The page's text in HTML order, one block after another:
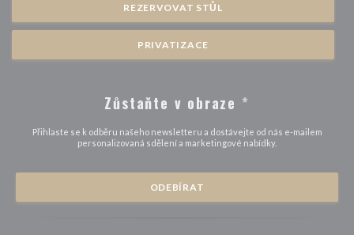
REZERVOVAT STŮL
PRIVATIZACE
Zůstaňte v obraze *
Přihlaste se k odběru našeho newsletteru a dostávejte od nás e-mailem
personalizovaná sdělení a marketingové nabídky.
ODEBÍRAT